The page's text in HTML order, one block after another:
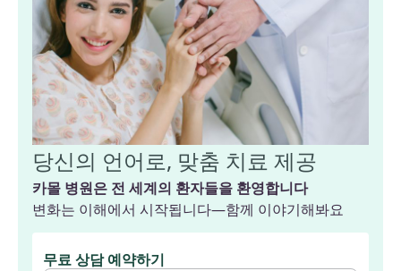
당신의 언어로, 맞춤 치료 제공
카몰 병원은 전 세계의 환자들을 환영합니다
변화는 이해에서 시작됩니다—함께 이야기해봐요
무료 상담 예약하기